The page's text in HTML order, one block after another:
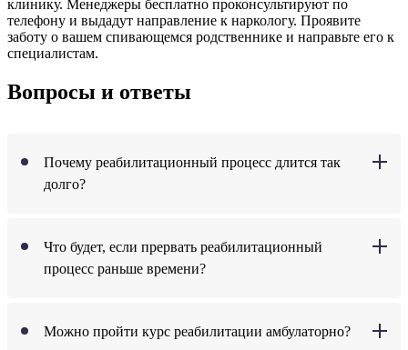
клинику. Менеджеры бесплатно проконсультируют по
телефону и выдадут направление к наркологу. Проявите
заботу о вашем спивающемся родственнике и направьте его к
специалистам.
Вопросы и ответы
Почему реабилитационный процесс длится так
долго?
Что будет, если прервать реабилитационный
процесс раньше времени?
Можно пройти курс реабилитации амбулаторно?